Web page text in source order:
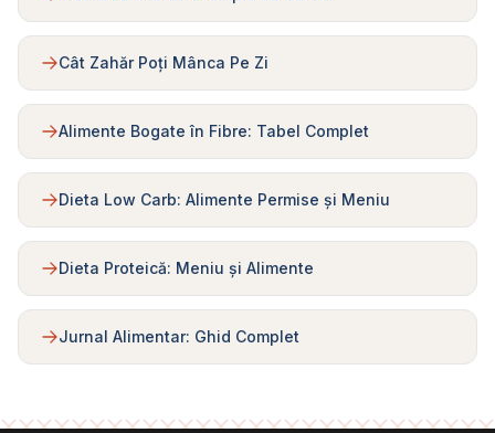
Cât Zahăr Poți Mânca Pe Zi
Alimente Bogate în Fibre: Tabel Complet
Dieta Low Carb: Alimente Permise și Meniu
Dieta Proteică: Meniu și Alimente
Jurnal Alimentar: Ghid Complet